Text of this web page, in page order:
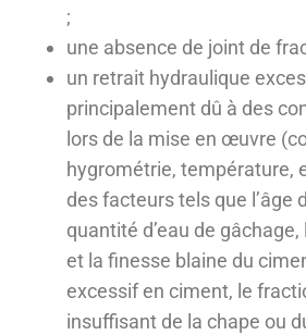
;
une absence de joint de
un retrait hydraulique
principalement dû à des
lors de la mise en œuvre
hygrométrie, température,
des facteurs tels que l’âge
quantité d’eau de
et la finesse blaine du
excessif en ciment, le
insuffisant de la chape ou